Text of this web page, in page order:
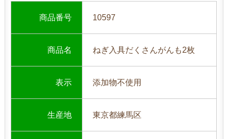
商品番号 10597
商品名 ねぎ入具だくさんがんも2枚
表示 添加物不使用
生産地 東京都練馬区